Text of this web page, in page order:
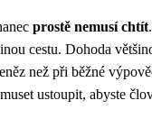
prostě nemusí chtít
cestu. Dohoda
než při běžné
ustoupit, abyste